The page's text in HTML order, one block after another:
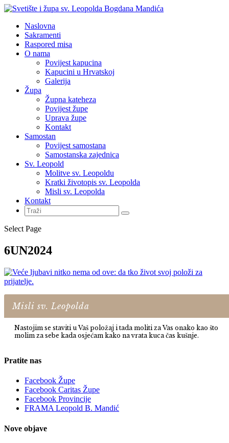
Naslovna
Sakramenti
Raspored misa
O nama
Povijest kapucina
Kapucini u Hrvatskoj
Galerija
Župa
Župna kateheza
Povijest župe
Uprava župe
Kontakt
Samostan
Povijest samostana
Samostanska zajednica
Sv. Leopold
Molitve sv. Leopoldu
Kratki životopis sv. Leopolda
Misli sv. Leopolda
Kontakt
Select Page
6UN2024
Misli sv. Leopolda
Nastojim se staviti u Vaš položaj i tada moliti za Vas onako kao što
molim za sebe kada osjećam kako na vrata kuca čas kušnje.
Pratite nas
Facebook Župe
Facebook Caritas Župe
Facebook Provincije
FRAMA Leopold B. Mandić
Nove objave